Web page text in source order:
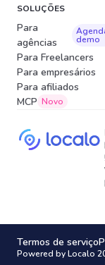
SOLUÇÕES
Para
agências
demo
Para Freelancers
Para empresários
Para afiliados
MCP Novo
Termos de serviço
Powered by Localo